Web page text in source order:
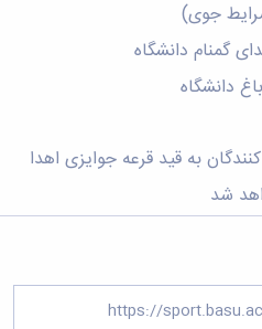
جوی)
گمنام دانشگاه
دانشگاه
به قید قرعه جوایزی اهدا
شد